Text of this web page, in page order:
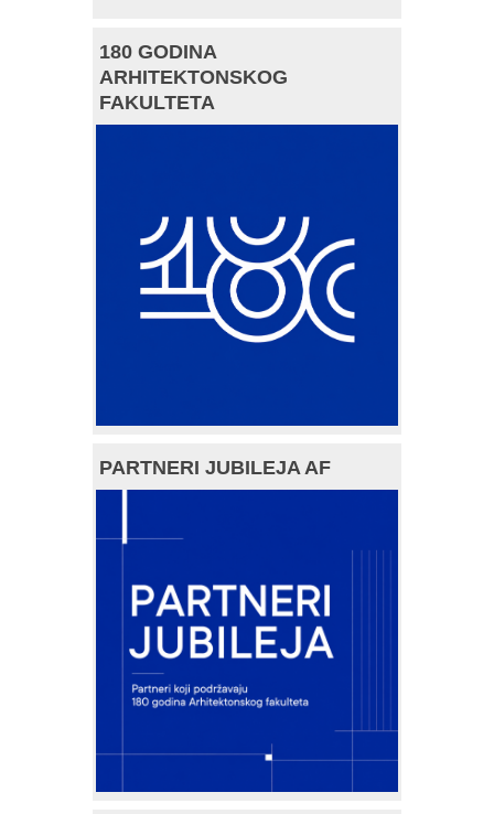
180 GODINA
ARHITEKTONSKOG
FAKULTETA
PARTNERI JUBILEJA AF